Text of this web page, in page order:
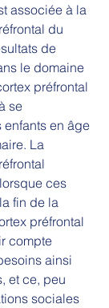
associée à la
du
de
le domaine
préfrontal
se
en âge
La
ces
fin de la
préfrontal
compte
ainsi
et ce, peu
sociales